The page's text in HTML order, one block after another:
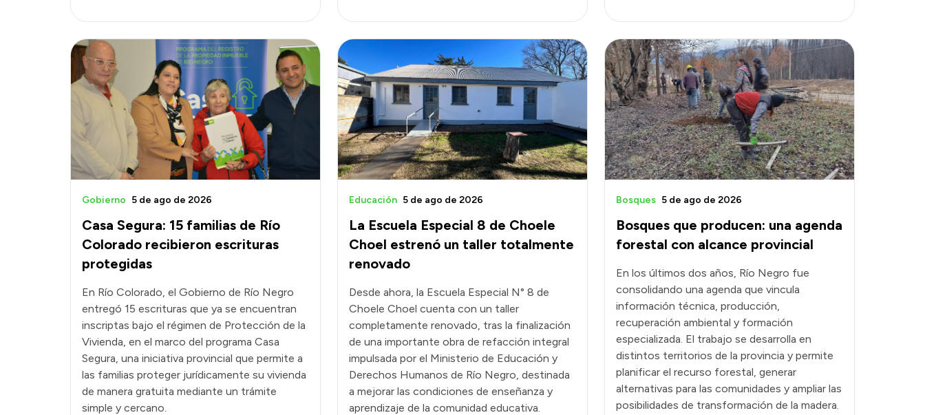
Casa Segura: 15 familias de Río
Colorado recibieron escrituras
protegidas
Gobierno 5 de ago de 2026
En Río Colorado, el Gobierno de Río Negro
entregó 15 escrituras que ya se encuentran
inscriptas bajo el régimen de Protección de la
Vivienda, en el marco del programa Casa
Segura, una iniciativa provincial que permite a
las familias proteger jurídicamente su vivienda
de manera gratuita mediante un trámite
simple y cercano.
La Escuela Especial 8 de Choele
Choel estrenó un taller totalmente
renovado
Educación 5 de ago de 2026
Desde ahora, la Escuela Especial N° 8 de
Choele Choel cuenta con un taller
completamente renovado, tras la finalización
de una importante obra de refacción integral
impulsada por el Ministerio de Educación y
Derechos Humanos de Río Negro, destinada
a mejorar las condiciones de enseñanza y
aprendizaje de la comunidad educativa.
Bosques que producen: una agenda
forestal con alcance provincial
Bosques 5 de ago de 2026
En los últimos dos años, Río Negro fue
consolidando una agenda que vincula
información técnica, producción,
recuperación ambiental y formación
especializada. El trabajo se desarrolla en
distintos territorios de la provincia y permite
planificar el recurso forestal, generar
alternativas para las comunidades y ampliar las
posibilidades de transformación de la madera.